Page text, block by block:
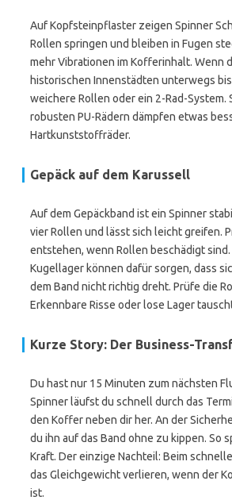
Auf Kopfsteinpflaster zeigen Spinner
Rollen springen und bleiben in Fugen
mehr Vibrationen im Kofferinhalt. Wenn
historischen Innenstädten unterwegs
weichere Rollen oder ein 2-Rad-System.
robusten PU-Rädern dämpfen etwas
Hartkunststoffräder.
Gepäck auf dem Karussell
Auf dem Gepäckband ist ein Spinner
vier Rollen und lässt sich leicht greifen.
entstehen, wenn Rollen beschädigt
Kugellager können dafür sorgen, dass
dem Band nicht richtig dreht. Prüfe die
Erkennbare Risse oder lose Lager
Kurze Story: Der Business-
Du hast nur 15 Minuten zum nächsten
Spinner läufst du schnell durch das
den Koffer neben dir her. An der
du ihn auf das Band ohne zu kippen. So
Kraft. Der einzige Nachteil: Beim
das Gleichgewicht verlieren, wenn der
ist.